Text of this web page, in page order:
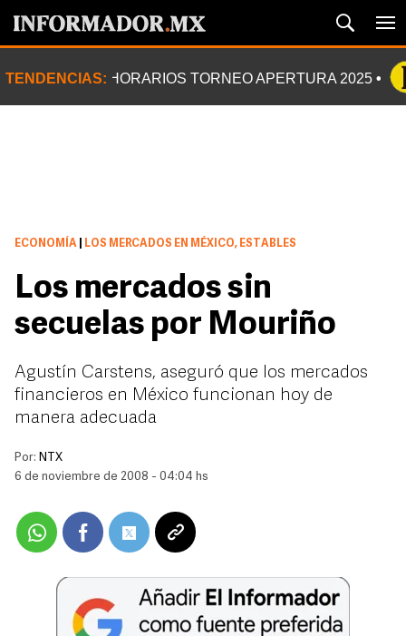
TENDENCIAS: HORARIOS TORNEO APERTURA 2025
ECONOMÍA LOS MERCADOS EN MÉXICO, ESTABLES
Los mercados sin
secuelas por Mouriño
Agustín Carstens, aseguró que los mercados
financieros en México funcionan hoy de
manera adecuada
Por: NTX
6 de noviembre de 2008 - 04:04 hs